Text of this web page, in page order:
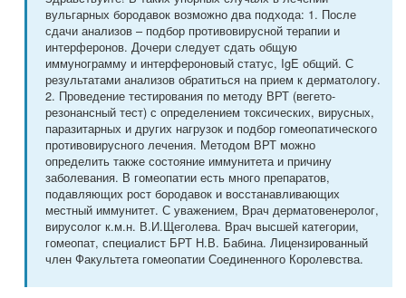
вульгарных бородавок возможно два подхода: 1. После
сдачи анализов – подбор противовирусной терапии и
интерферонов. Дочери следует сдать общую
иммунограмму и интерфероновый статус, IgE общий. С
результатами анализов обратиться на прием к дерматологу.
2. Проведение тестирования по методу ВРТ (вегето-
резонансный тест) с определением токсических, вирусных,
паразитарных и других нагрузок и подбор гомеопатического
противовирусного лечения. Методом ВРТ можно
определить также состояние иммунитета и причину
заболевания. В гомеопатии есть много препаратов,
подавляющих рост бородавок и восстанавливающих
местный иммунитет. С уважением, Врач дерматовенеролог,
вирусолог к.м.н. В.И.Щеголева. Врач высшей категории,
гомеопат, специалист БРТ Н.В. Бабина. Лицензированный
член Факультета гомеопатии Соединенного Королевства.